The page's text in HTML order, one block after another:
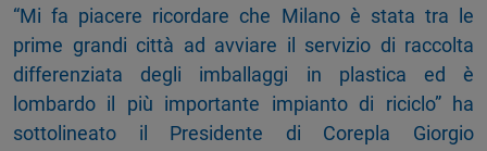
“Mi fa piacere ricordare che Milano è stata tra le
prime grandi città ad avviare il servizio di raccolta
differenziata degli imballaggi in plastica ed è
lombardo il più importante impianto di riciclo” ha
sottolineato il Presidente di Corepla Giorgio